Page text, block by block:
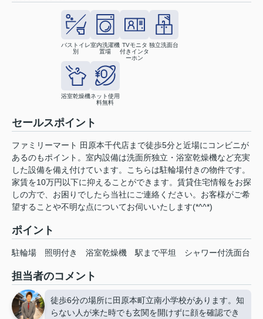
バストイレ
別
室内洗濯機
置場
TVモニタ
付きインタ
ーホン
独立洗面台
浴室乾燥機ネット使用
料無料
セールスポイント
ファミリーマート 田原本千代店まで徒歩5分と近場にコンビニが
あるのもポイント。室内設備は洗面所独立・浴室乾燥機など充実
した設備を備え付けています。こちらは駐輪場付きの物件です。
家賃を10万円以下に抑えることができます。賃貸住宅情報をお探
しの方で、お困りでしたら当社にご連絡ください。お客様がご希
望することや不明な点についてお伺いいたします(*^^*)
ポイント
駐輪場 照明付き 浴室乾燥機 駅まで平坦 シャワー付洗面台
担当者のコメント
徒歩6分の場所に田原本町立南小学校があります。知
らない人が来た時でも玄関を開けずに顔を確認でき